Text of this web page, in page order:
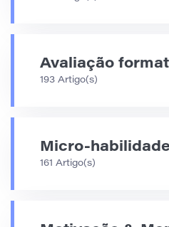
193 Artigo(s)
161 Artigo(s)